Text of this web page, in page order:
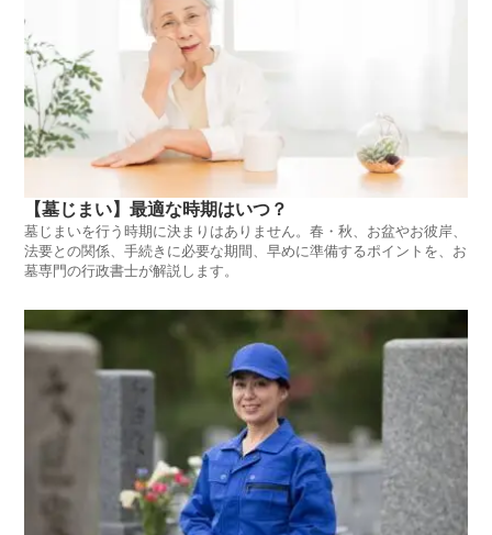
【墓じまい】最適な時期はいつ？
墓じまいを行う時期に決まりはありません。春・秋、お盆やお彼岸、
法要との関係、手続きに必要な期間、早めに準備するポイントを、お
墓専門の行政書士が解説します。